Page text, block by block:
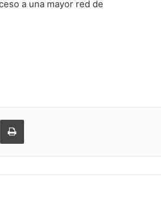
a una mayor red de